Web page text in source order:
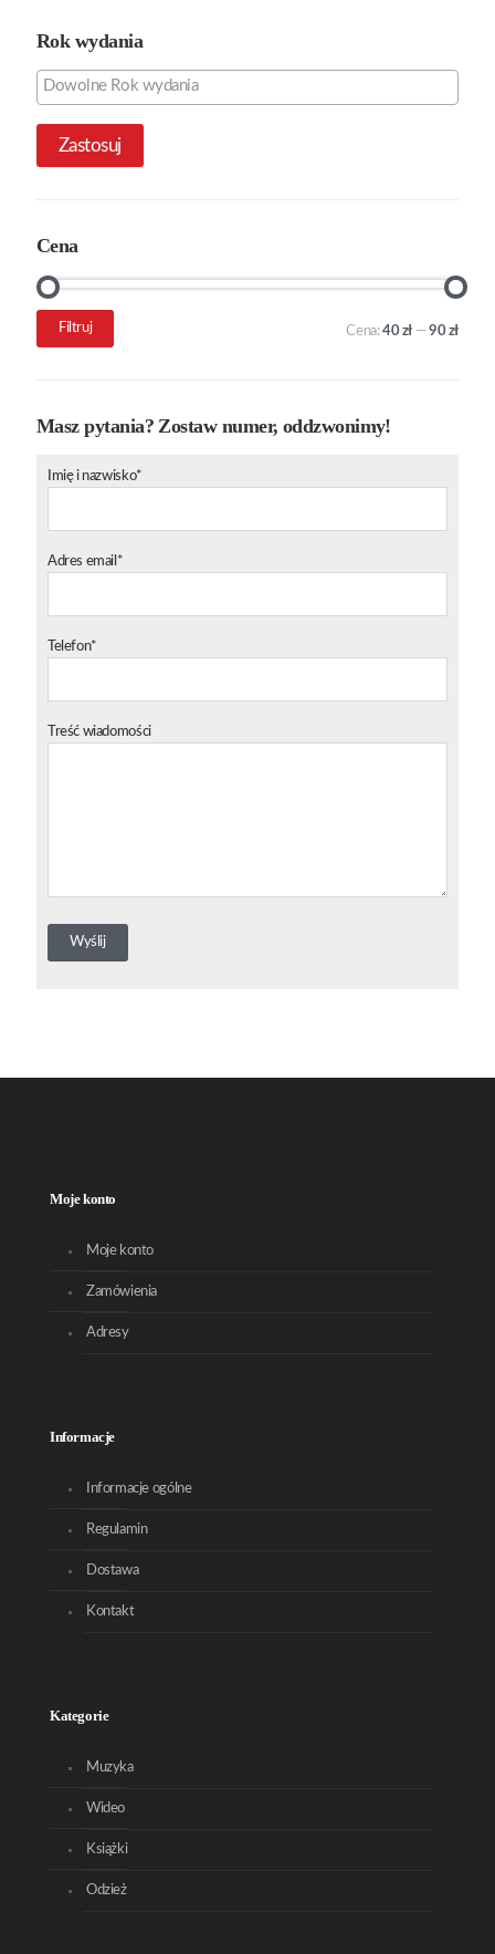
Rok wydania
Zastosuj
Cena
Cena
Cena
Filtruj Cena:40 zł —90 zł
Masz pytania? Zostaw numer, oddzwonimy!
Imię i nazwisko*
Adres email*
Telefon*
Treść wiadomości
Moje konto
Moje konto
Zamówienia
Adresy
Informacje
Informacje ogólne
Regulamin
Dostawa
Kontakt
Kategorie
Muzyka
Wideo
Książki
Odzież